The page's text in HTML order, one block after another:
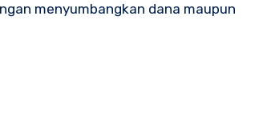
menyumbangkan dana maupun